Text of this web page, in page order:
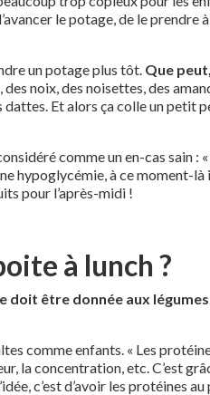
le potage, de le prendre
un potage plus tôt. Que
noix, des noisettes, des
Et alors ça colle un petit
comme un en-cas sain
à ce moment-là
pour l’après-midi !
à lunch ?
doit être donnée aux légumes
comme enfants. « Les
la concentration, etc. C’est
c’est d’avoir les protéines